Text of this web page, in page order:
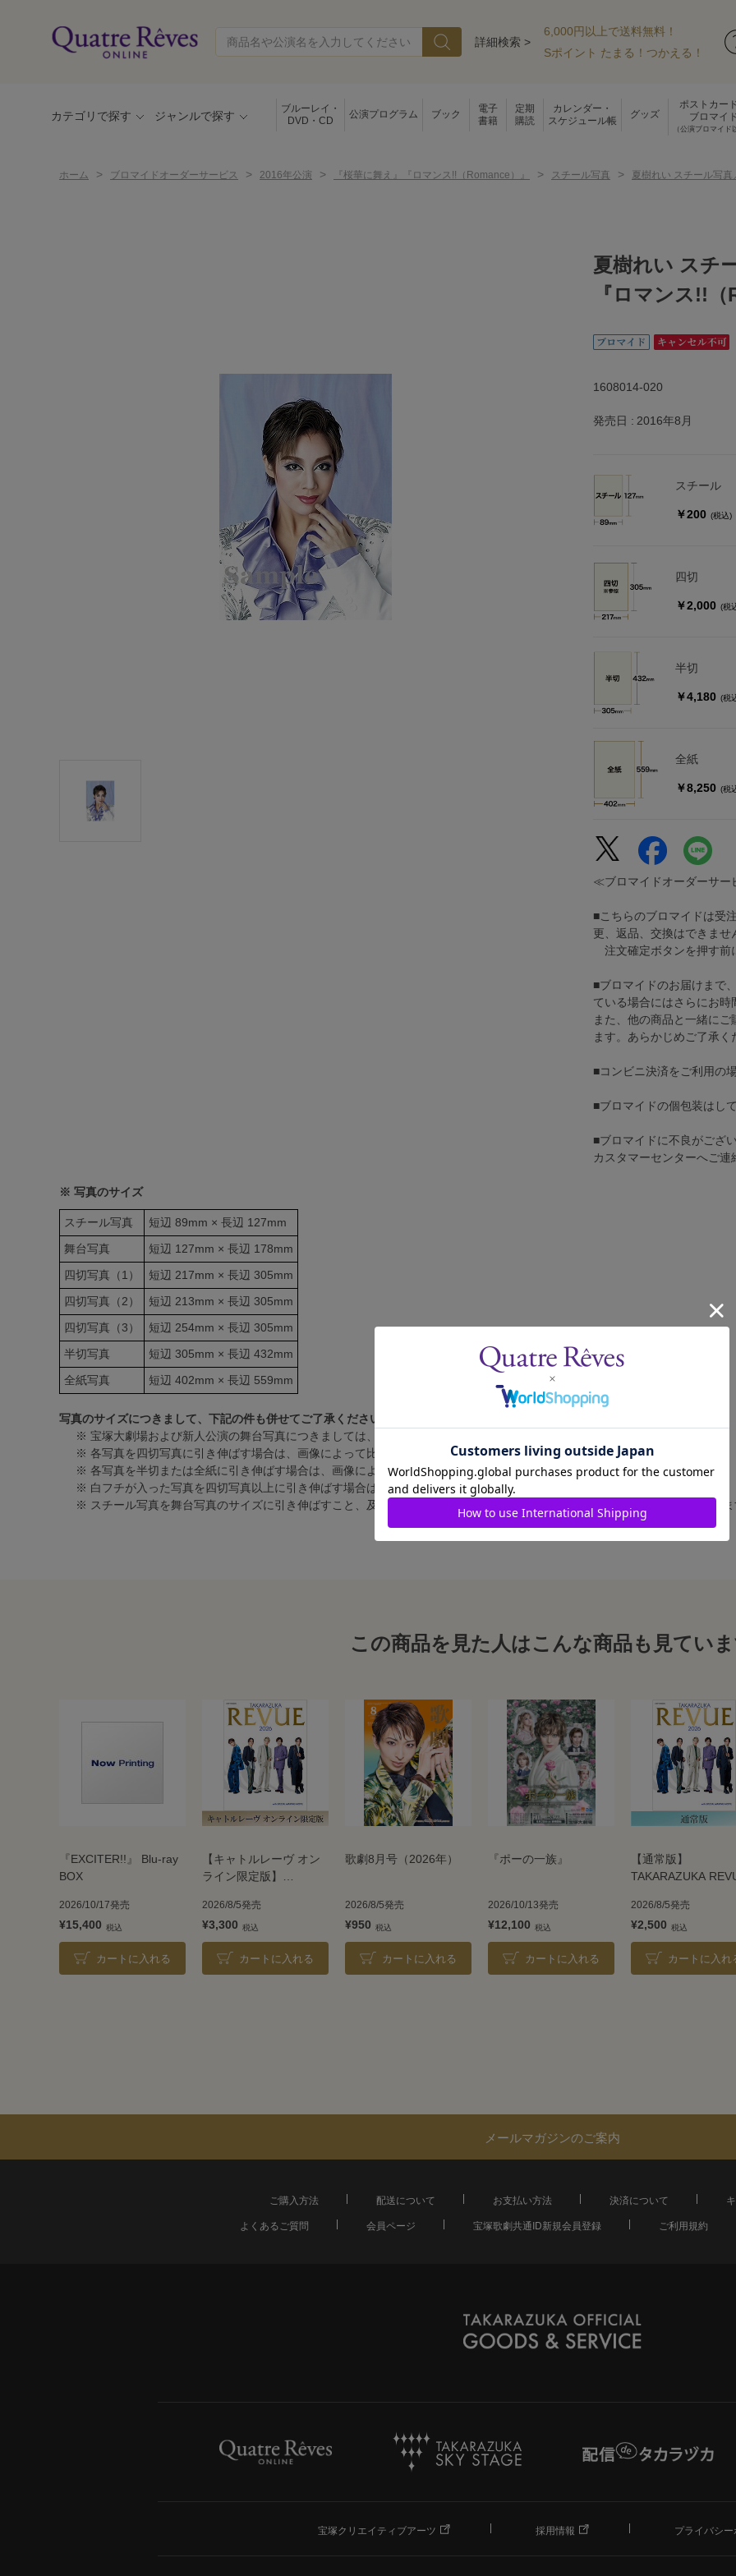
詳細検索 >
6,000円以上で送料無料！
Sポイント たまる！つかえる！
カテゴリで探す ジャンルで探す
ブルーレイ・
DVD・CD
公演プログラム ブック
電子
書籍
定期
購読
カレンダー・
スケジュール帳
グッズ
ポストカー
ブロマイ
（公演ブロマイド
ホーム > ブロマイドオーダーサービス > 2016年公演 > 『桜華に舞え』『ロマンス!!（Romance）』 > スチール写真 > 夏樹れい スチール写
※ 写真のサイズ
スチール写真
短辺 89mm × 長辺 127mm
舞台写真
短辺 127mm × 長辺 178mm
四切写真（1）
短辺 217mm × 長辺 305mm
四切写真（2）
短辺 213mm × 長辺 305mm
四切写真（3）
短辺 254mm × 長辺 305mm
半切写真
短辺 305mm × 長辺 432mm
全紙写真
短辺 402mm × 長辺 559mm
写真のサイズにつきまして、下記の件も併せてご了承ください。
※ 宝塚大劇場および新人公演の舞台写真につきましては、4辺に白フチが入ります。
※ 各写真を四切写真に引き伸ばす場合は、画像によって比率の都合上、（1）～（3）の何れかのサイズになります。
※ 各写真を半切または全紙に引き伸ばす場合は、画像によって比率が異なりますが、上記のサイズに統一しております。
※ 白フチが入った写真を四切写真以上に引き伸ばす場合は、白フチ無しの写真となります。
※ スチール写真を舞台写真のサイズに引き伸ばすこと、及び舞台写真をスチール写真のサイズに縮小することは、いたしかね
夏樹れい スチ
『ロマンス!!
1608014-020
発売日 2016年8月
スチール
￥200 (税込)
四切
￥2,000 (税
半切
￥4,180 (税
全紙
￥8,250 (税
≪ブロマイドオーダーサ
■こちらのブロマイドは受
更、返品、交換はできませ
注文確定ボタンを押す前
■ブロマイドのお届けまで
ている場合にはさらにお時
また、他の商品と一緒に
ます。あらかじめご了承く
■コンビニ決済をご利用の
■ブロマイドの個包装はし
■ブロマイドに不良がござ
カスタマーセンターへご連
この商品を見た人はこんな商品も見てい
『EXCITER!!』 Blu-ray
BOX
2026/10/17発売
¥15,400
カートに入れる
【キャトルレーヴ オン
ライン限定版】
2026
2026/8/5発売
¥3,300
カートに入れる
歌劇8月号（2026年）
2026/8/5発売
¥950
カートに入れる
『ポーの一族』
2026/10/13発売
¥12,100
カートに入れる
【通常版】
TAKARAZUKA
2026/8/5発売
¥2,500
カートに入れ
メールマガジンのご案内
ご購入方法 配送について お支払い方法 決済について
よくあるご質問
会員ページ 宝塚歌劇共通ID新規会員登録 ご利用規約
宝塚クリエイティブアーツ 採用情報 プライバシ